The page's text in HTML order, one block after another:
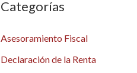
Categorías
Asesoramiento Fiscal
Declaración de la Renta